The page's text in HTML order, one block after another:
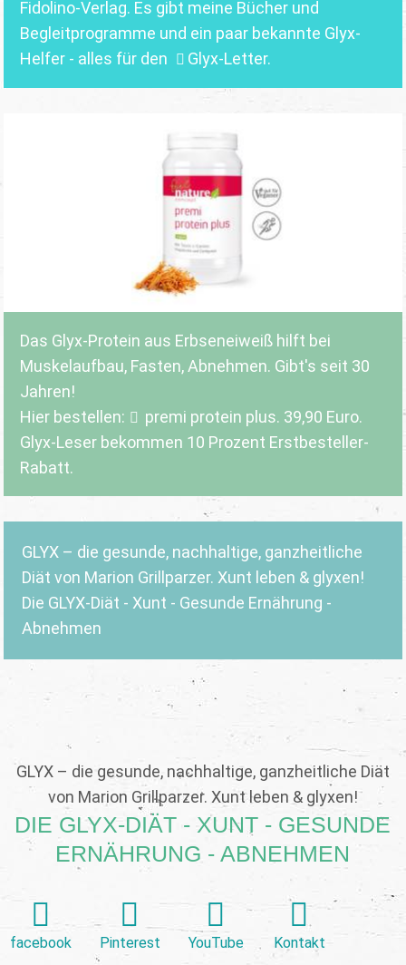
Fidolino-Verlag. Es gibt meine Bücher und
Begleitprogramme und ein paar bekannte Glyx-
Helfer - alles für den
Glyx-Letter.
Das Glyx-Protein aus Erbseneiweiß hilft bei
Muskelaufbau, Fasten, Abnehmen. Gibt's seit 30
Jahren!
Hier bestellen:
premi protein plus. 39,90 Euro.
Glyx-Leser bekommen 10 Prozent Erstbesteller-
Rabatt.
GLYX – die gesunde, nachhaltige, ganzheitliche
Diät von Marion Grillparzer. Xunt leben & glyxen!
Die GLYX-Diät - Xunt - Gesunde Ernährung -
Abnehmen
GLYX – die gesunde, nachhaltige, ganzheitliche Diät
von Marion Grillparzer. Xunt leben & glyxen!
DIE GLYX-DIÄT - XUNT - GESUNDE
ERNÄHRUNG - ABNEHMEN
facebook Pinterest YouTube Kontakt